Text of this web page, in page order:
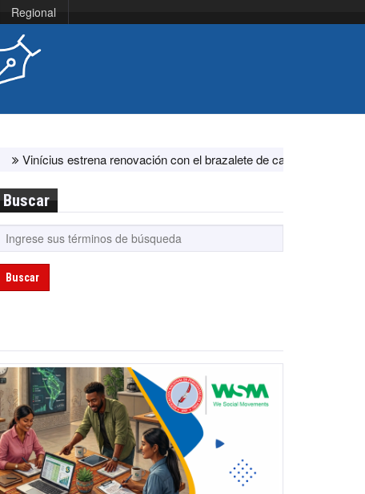
Regional
estrena renovación con el brazalete de capitán en el Real Madrid
Buscar
Buscar